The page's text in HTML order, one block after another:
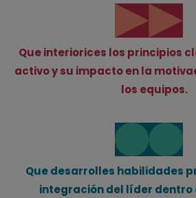
Que interiorices los principios
activo y su impacto en la
los equipos.
Que desarrolles habilidades
integración del líder dentro